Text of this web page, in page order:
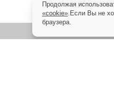
Продолжая
«cookie».Если Вы не
браузера.